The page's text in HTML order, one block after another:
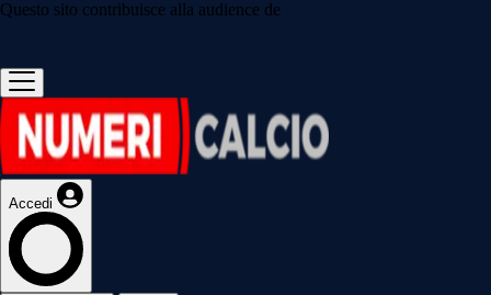
Questo sito contribuisce alla audience de
Accedi